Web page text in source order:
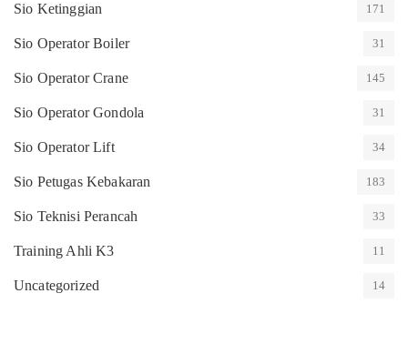
Sio Ketinggian 171
Sio Operator Boiler 31
Sio Operator Crane 145
Sio Operator Gondola 31
Sio Operator Lift 34
Sio Petugas Kebakaran 183
Sio Teknisi Perancah 33
Training Ahli K3 11
Uncategorized 14